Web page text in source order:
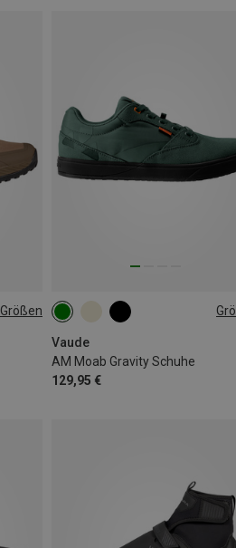
Größen
Vaude
AM Moab Gravity Schuhe
129,95 €
44 45